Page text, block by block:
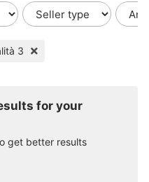
3
for your
get better results